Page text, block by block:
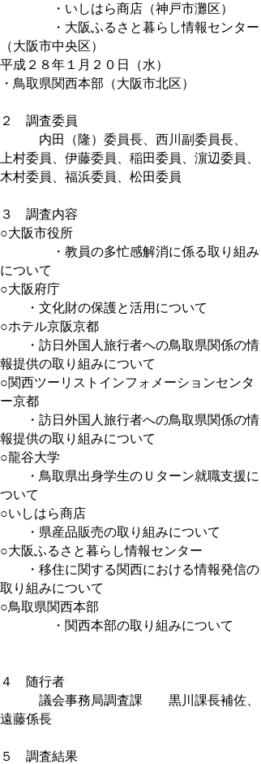
・いしはら商店（神戸市灘区）
・大阪ふるさと暮らし情報センター
（大阪市中央区）
平成２８年１月２０日（水）
・鳥取県関西本部（大阪市北区）
２ 調査委員
内田（隆）委員長、西川副委員長、
上村委員、伊藤委員、稲田委員、濵辺委員、
木村委員、福浜委員、松田委員
３ 調査内容
○大阪市役所
・教員の多忙感解消に係る取り組み
について
○大阪府庁
・文化財の保護と活用について
○ホテル京阪京都
・訪日外国人旅行者への鳥取県関係の情
報提供の取り組みについて
○関西ツーリストインフォメーションセンタ
ー京都
・訪日外国人旅行者への鳥取県関係の情
報提供の取り組みについて
○龍谷大学
・鳥取県出身学生のＵターン就職支援に
ついて
○いしはら商店
・県産品販売の取り組みについて
○大阪ふるさと暮らし情報センター
・移住に関する関西における情報発信の
取り組みについて
○鳥取県関西本部
・関西本部の取り組みについて
４ 随行者
議会事務局調査課 黒川課長補佐、
遠藤係長
５ 調査結果